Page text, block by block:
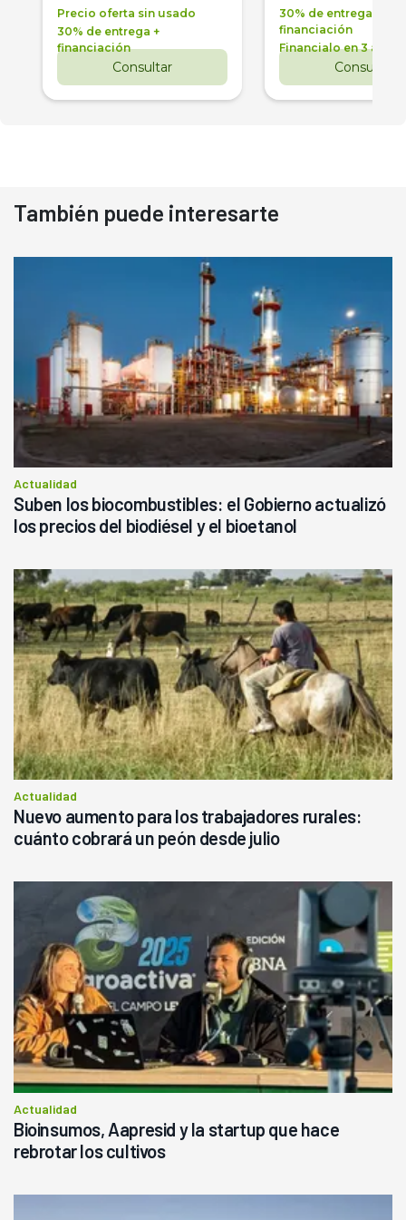
Precio oferta sin usado
30% de entrega +
financiación
Consultar
30% de entrega +
financiación
Financialo en 3 años
Consultar
También puede interesarte
Actualidad
Suben los biocombustibles: el Gobierno actualizó
los precios del biodiésel y el bioetanol
Actualidad
Nuevo aumento para los trabajadores rurales:
cuánto cobrará un peón desde julio
Actualidad
Bioinsumos, Aapresid y la startup que hace
rebrotar los cultivos